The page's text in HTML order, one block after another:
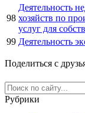
98
Деятельность
хозяйств по
услуг для
99 Деятельность
Поделиться с
Рубрики